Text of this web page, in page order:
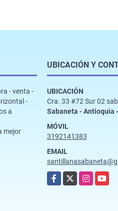
- venta -
-
a
mejor
UBICACIÓN Y
UBICACIÓN
Cra. 33 #72 Sur 02
Sabaneta - Antioquia
MÓVIL
3192141383
EMAIL
Facebook
X InstagramYouTube